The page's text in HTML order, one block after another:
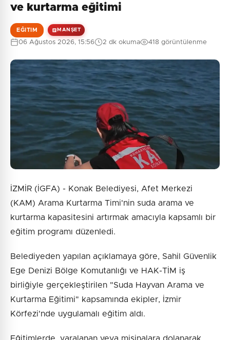
ve kurtarma eğitimi
EĞITIM MANŞET
06 Ağustos 2026, 15:56 2 dk okuma 418 görüntülenme
İZMİR (İGFA) - Konak Belediyesi, Afet Merkezi
(KAM) Arama Kurtarma Timi'nin suda arama ve
kurtarma kapasitesini artırmak amacıyla kapsamlı bir
eğitim programı düzenledi.
Belediyeden yapılan açıklamaya göre, Sahil Güvenlik
Ege Denizi Bölge Komutanlığı ve HAK-TİM iş
birliğiyle gerçekleştirilen "Suda Hayvan Arama ve
Kurtarma Eğitimi" kapsamında ekipler, İzmir
Körfezi'nde uygulamalı eğitim aldı.
Eğitimlerde, yaralanan veya misinalara dolanarak